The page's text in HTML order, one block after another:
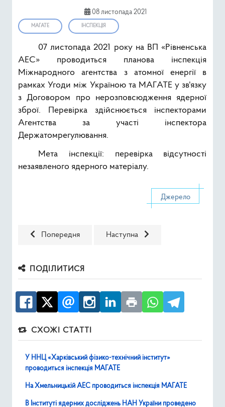
08 листопада 2021
МАГАТЕ ІНСПЕКЦІЯ
07 листопада 2021 року на ВП «Рівненська
АЕС» проводиться планова інспекція
Міжнародного агентства з атомної енергії в
рамках Угоди між Україною та МАГАТЕ у зв'язку
з Договором про нерозповсюдження ядерної
зброї. Перевірка здійснюється інспекторами
Агентства за участі інспектора
Держатомрегулювання.
Мета інспекції: перевірка відсутності
незаявленого ядерного матеріалу.
Попередня стаття: Участь України у Міжнародній
Попередня Наступна стаття: Підтримка
Наступна
Джерело
ПОДІЛИТИСЯ
СХОЖІ СТАТТІ
У ННЦ «Харківський фізико-технічний інститут»
проводиться інспекція МАГАТЕ
На Хмельницькій АЕС проводиться інспекція МАГАТЕ
В Інституті ядерних досліджень НАН України проведено